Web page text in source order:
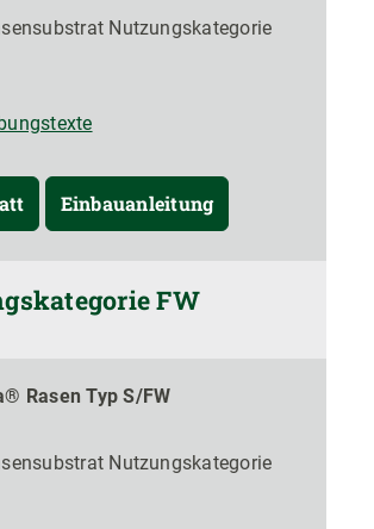
Nutzungskategorie
Einbauanleitung
FW
Rasen Typ S/FW
Nutzungskategorie